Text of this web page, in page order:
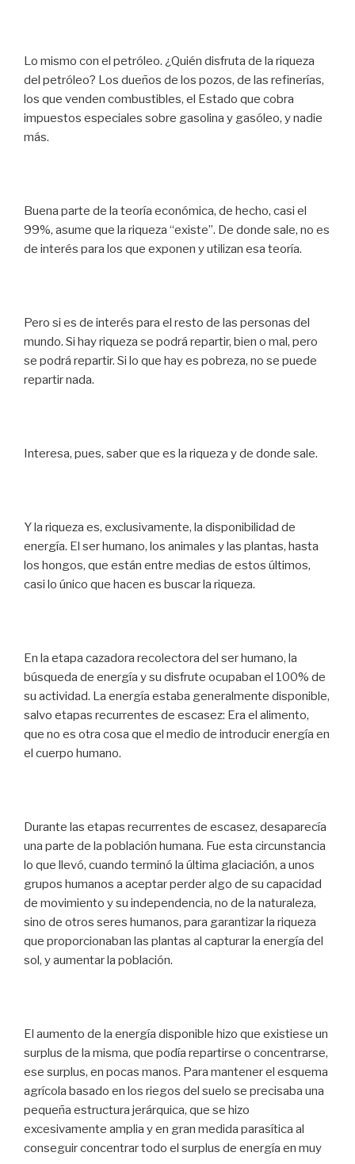
Lo mismo con el petróleo. ¿Quién disfruta de la riqueza
del petróleo? Los dueños de los pozos, de las refinerías,
los que venden combustibles, el Estado que cobra
impuestos especiales sobre gasolina y gasóleo, y nadie
más.
Buena parte de la teoría económica, de hecho, casi el
99%, asume que la riqueza “existe”. De donde sale, no es
de interés para los que exponen y utilizan esa teoría.
Pero si es de interés para el resto de las personas del
mundo. Si hay riqueza se podrá repartir, bien o mal, pero
se podrá repartir. Si lo que hay es pobreza, no se puede
repartir nada.
Interesa, pues, saber que es la riqueza y de donde sale.
Y la riqueza es, exclusivamente, la disponibilidad de
energía. El ser humano, los animales y las plantas, hasta
los hongos, que están entre medias de estos últimos,
casi lo único que hacen es buscar la riqueza.
En la etapa cazadora recolectora del ser humano, la
búsqueda de energía y su disfrute ocupaban el 100% de
su actividad. La energía estaba generalmente disponible,
salvo etapas recurrentes de escasez: Era el alimento,
que no es otra cosa que el medio de introducir energía en
el cuerpo humano.
Durante las etapas recurrentes de escasez, desaparecía
una parte de la población humana. Fue esta circunstancia
lo que llevó, cuando terminó la última glaciación, a unos
grupos humanos a aceptar perder algo de su capacidad
de movimiento y su independencia, no de la naturaleza,
sino de otros seres humanos, para garantizar la riqueza
que proporcionaban las plantas al capturar la energía del
sol, y aumentar la población.
El aumento de la energía disponible hizo que existiese un
surplus de la misma, que podía repartirse o concentrarse,
ese surplus, en pocas manos. Para mantener el esquema
agrícola basado en los riegos del suelo se precisaba una
pequeña estructura jerárquica, que se hizo
excesivamente amplia y en gran medida parasítica al
conseguir concentrar todo el surplus de energía en muy